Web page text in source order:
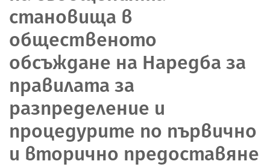
становища в
общественото
обсъждане на Наредба за
правилата за
разпределение и
процедурите по първично
и вторично предоставяне